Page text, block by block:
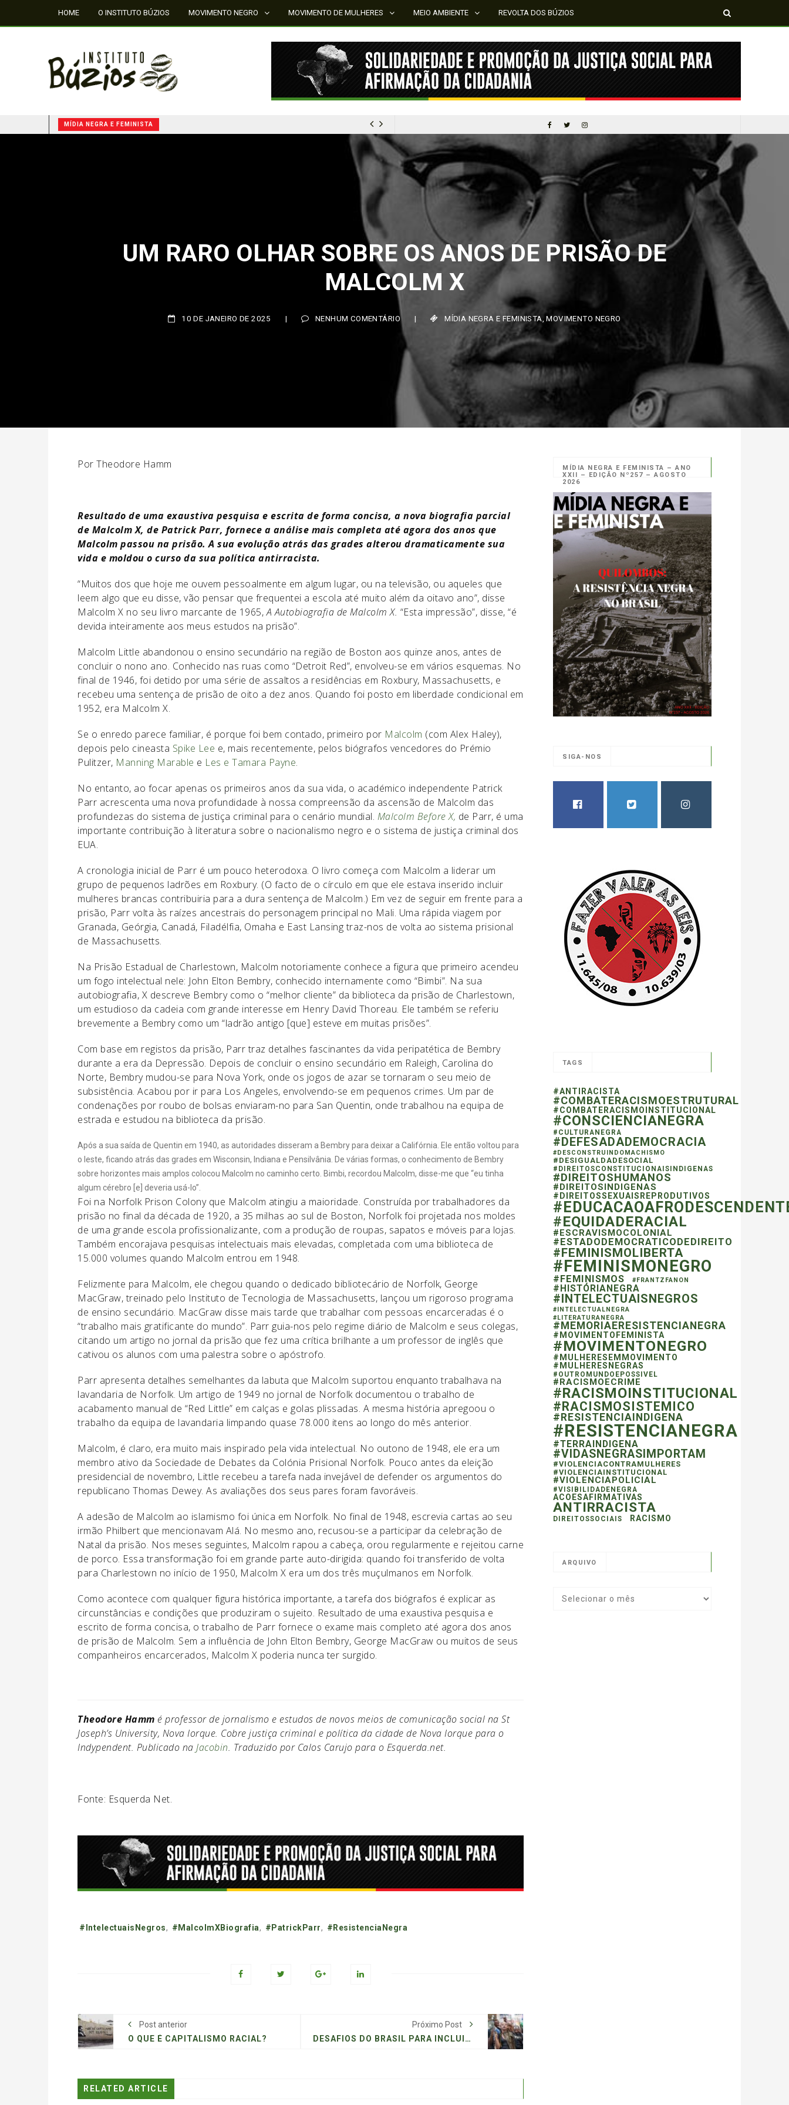
HOME O INSTITUTO BÚZIOS MOVIMENTO NEGRO MOVIMENTO DE MULHERES MEIO AMBIENTE REVOLTA DOS BÚZIOS
MÍDIA NEGRA E FEMINISTA
UM RARO OLHAR SOBRE OS ANOS DE PRISÃO DE
MALCOLM X
MÍDIA NEGRA E FEMINISTA, MOVIMENTO NEGRO
Por Theodore Hamm
Resultado de uma exaustiva pesquisa e escrita de forma concisa, a nova biografia parcial
de Malcolm X, de Patrick Parr, fornece a análise mais completa até agora dos anos que
Malcolm passou na prisão. A sua evolução atrás das grades alterou dramaticamente sua
vida e moldou o curso da sua política antirracista.
“Muitos dos que hoje me ouvem pessoalmente em algum lugar, ou na televisão, ou aqueles que
leem algo que eu disse, vão pensar que frequentei a escola até muito além da oitavo ano”, disse
Malcolm X no seu livro marcante de 1965,A Autobiografia de Malcolm X. “Esta impressão”, disse, “é
devida inteiramente aos meus estudos na prisão”.
Malcolm Little abandonou o ensino secundário na região de Boston aos quinze anos, antes de
concluir o nono ano. Conhecido nas ruas como “Detroit Red”, envolveu-se em vários esquemas. No
final de 1946, foi detido por uma série de assaltos a residências em Roxbury, Massachusetts, e
recebeu uma sentença de prisão de oito a dez anos. Quando foi posto em liberdade condicional em
1952, era Malcolm X.
Se o enredo parece familiar, é porque foi bem contado, primeiro por Malcolm (com Alex Haley),
depois pelo cineasta Spike Lee e, mais recentemente, pelos biógrafos vencedores do Prémio
Pulitzer, Manning Marable e Les e Tamara Payne.
No entanto, ao focar apenas os primeiros anos da sua vida, o académico independente Patrick
Parr acrescenta uma nova profundidade à nossa compreensão da ascensão de Malcolm das
profundezas do sistema de justiça criminal para o cenário mundial. Malcolm Before X, de Parr, é uma
importante contribuição à literatura sobre o nacionalismo negro e o sistema de justiça criminal dos
EUA.
A cronologia inicial de Parr é um pouco heterodoxa. O livro começa com Malcolm a liderar um
grupo de pequenos ladrões em Roxbury. (O facto de o círculo em que ele estava inserido incluir
mulheres brancas contribuiria para a dura sentença de Malcolm.) Em vez de seguir em frente para a
prisão, Parr volta às raízes ancestrais do personagem principal no Mali. Uma rápida viagem por
Granada, Geórgia, Canadá, Filadélfia, Omaha e East Lansing traz-nos de volta ao sistema prisional
de Massachusetts.
Na Prisão Estadual de Charlestown, Malcolm notoriamente conhece a figura que primeiro acendeu
um fogo intelectual nele: John Elton Bembry, conhecido internamente como “Bimbi”. Na sua
autobiografia, X descreve Bembry como o “melhor cliente” da biblioteca da prisão de Charlestown,
um estudioso da cadeia com grande interesse em Henry David Thoreau. Ele também se referiu
brevemente a Bembry como um “ladrão antigo [que] esteve em muitas prisões”.
Com base em registos da prisão, Parr traz detalhes fascinantes da vida peripatética de Bembry
durante a era da Depressão. Depois de concluir o ensino secundário em Raleigh, Carolina do
Norte, Bembry mudou-se para Nova York, onde os jogos de azar se tornaram o seu meio de
subsistência. Acabou por ir para Los Angeles, envolvendo-se em pequenos crimes. Um par de
condenações por roubo de bolsas enviaram-no para San Quentin, onde trabalhou na equipa de
estrada e estudou na biblioteca da prisão.
Após a sua saída de Quentin em 1940, as autoridades disseram a Bembry para deixar a Califórnia. Ele então voltou para
o leste, ficando atrás das grades em Wisconsin, Indiana e Pensilvânia. De várias formas, o conhecimento de Bembry
sobre horizontes mais amplos colocou Malcolm no caminho certo. Bimbi, recordou Malcolm, disse-me que “eu tinha
algum cérebro [e] deveria usá-lo”.
Foi na Norfolk Prison Colony que Malcolm atingiu a maioridade. Construída por trabalhadores da
prisão no final da década de 1920, a 35 milhas ao sul de Boston, Norfolk foi projetada nos moldes
de uma grande escola profissionalizante, com a produção de roupas, sapatos e móveis para lojas.
Também encorajava pesquisas intelectuais mais elevadas, completada com uma biblioteca de
15.000 volumes quando Malcolm entrou em 1948.
Felizmente para Malcolm, ele chegou quando o dedicado bibliotecário de Norfolk, George
MacGraw, treinado pelo Instituto de Tecnologia de Massachusetts, lançou um rigoroso programa
de ensino secundário. MacGraw disse mais tarde que trabalhar com pessoas encarceradas é o
“trabalho mais gratificante do mundo”. Parr guia-nos pelo regime diário de Malcolm e seus colegas,
citando um artigo no jornal da prisão que fez uma crítica brilhante a um professor de inglês que
cativou os alunos com uma palestra sobre o apóstrofo.
Parr apresenta detalhes semelhantes da labuta que Malcolm suportou enquanto trabalhava na
lavandaria de Norfolk. Um artigo de 1949 no jornal de Norfolk documentou o trabalho de
acabamento manual de “Red Little” em calças e golas plissadas. A mesma história apregoou o
trabalho da equipa de lavandaria limpando quase 78.000 itens ao longo do mês anterior.
Malcolm, é claro, era muito mais inspirado pela vida intelectual. No outono de 1948, ele era um
membro ativo da Sociedade de Debates da Colónia Prisional Norfolk. Pouco antes da eleição
presidencial de novembro, Little recebeu a tarefa nada invejável de defender os argumentos do
republicano Thomas Dewey. As avaliações dos seus pares foram favoráveis.
A adesão de Malcolm ao islamismo foi única em Norfolk. No final de 1948, escrevia cartas ao seu
irmão Philbert que mencionavam Alá. No mesmo ano, recusou-se a participar da celebração de
Natal da prisão. Nos meses seguintes, Malcolm rapou a cabeça, orou regularmente e rejeitou carne
de porco. Essa transformação foi em grande parte auto-dirigida: quando foi transferido de volta
para Charlestown no início de 1950, Malcolm X era um dos três muçulmanos em Norfolk.
Como acontece com qualquer figura histórica importante, a tarefa dos biógrafos é explicar as
circunstâncias e condições que produziram o sujeito. Resultado de uma exaustiva pesquisa e
escrito de forma concisa, o trabalho de Parr fornece o exame mais completo até agora dos anos
de prisão de Malcolm. Sem a influência de John Elton Bembry, George MacGraw ou muitos de seus
companheiros encarcerados, Malcolm X poderia nunca ter surgido.
Theodore Hamm é professor de jornalismo e estudos de novos meios de comunicação social na St
Joseph’s University, Nova Iorque. Cobre justiça criminal e política da cidade de Nova Iorque para o
Indypendent. Publicado na Jacobin. Traduzido por Calos Carujo para o Esquerda.net.
Fonte: Esquerda Net.
Tags:
#IntelectuaisNegros, #MalcolmXBiografia, #PatrickParr, #ResistenciaNegra
Post anterior
O QUE É CAPITALISMO RACIAL?
Próximo Post
DESAFIOS DO BRASIL PARA INCLUIR AS JUVENTUDES
RELATED ARTICLE
MÍDIA NEGRA E FEMINISTA – ANO
XXII – EDIÇÃO Nº257 – AGOSTO
2026
SIGA-NOS
TAGS
#ANTIRACISTA
#COMBATERACISMOESTRUTURAL
#COMBATERACISMOINSTITUCIONAL
#CONSCIENCIANEGRA
#CULTURANEGRA
#DEFESADADEMOCRACIA
#DESCONSTRUINDOMACHISMO
#DESIGUALDADESOCIAL
#DIREITOSCONSTITUCIONAISINDIGENAS
#DIREITOSHUMANOS
#DIREITOSINDIGENAS
#DIREITOSSEXUAISREPRODUTIVOS
#EQUIDADERACIAL
#ESCRAVISMOCOLONIAL
#ESTADODEMOCRATICODEDIREITO
#FEMINISMOLIBERTA
#FEMINISMONEGRO
#FEMINISMOS #FRANTZFANON
#HISTÓRIANEGRA
#INTELECTUAISNEGROS
#INTELECTUALNEGRA
#LITERATURANEGRA
#MEMORIAERESISTENCIANEGRA
#MOVIMENTOFEMINISTA
#MOVIMENTONEGRO
#MULHERESEMMOVIMENTO
#MULHERESNEGRAS
#OUTROMUNDOEPOSSIVEL
#RACISMOECRIME
#RACISMOINSTITUCIONAL
#RACISMOSISTEMICO
#RESISTENCIAINDIGENA
#RESISTENCIANEGRA
#TERRAINDIGENA
#VIDASNEGRASIMPORTAM
#VIOLENCIACONTRAMULHERES
#VIOLENCIAINSTITUCIONAL
#VIOLENCIAPOLICIAL
#VISIBILIDADENEGRA
ACOESAFIRMATIVAS
ANTIRRACISTA
DIREITOSSOCIAIS RACISMO
ARQUIVO